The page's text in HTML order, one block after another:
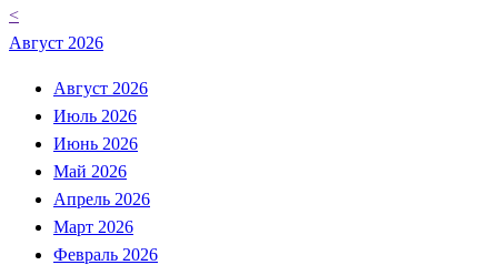
<
Август 2026
Август 2026
Июль 2026
Июнь 2026
Май 2026
Апрель 2026
Март 2026
Февраль 2026